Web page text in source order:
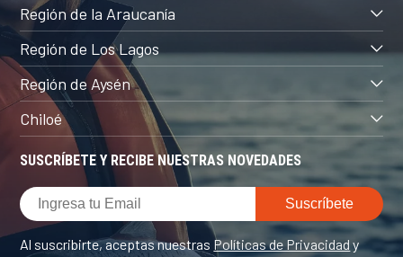
SUSCRÍBETE Y RECIBE NUESTRAS NOVEDADES
Al suscribirte, aceptas nuestras Políticas de Privacidady
Región de la Araucanía
Región de Los Lagos
Región de Aysén
Chiloé